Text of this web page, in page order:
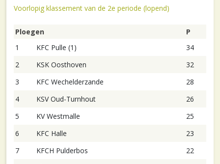
Voorlopig klassement van de 2e periode (lopend)
Ploegen
P
1
KFC Pulle (1)
34
2
KSK Oosthoven
32
3
KFC Wechelderzande
28
4
KSV Oud-Turnhout
26
5
KV Westmalle
25
6
KFC Halle
23
7
KFCH Pulderbos
22